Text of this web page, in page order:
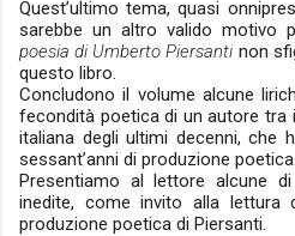
Quest’ultimo tema, quasi
sarebbe un altro valido
poesia di Umberto Piersanti non
questo libro.
Concludono il volume alcune
fecondità poetica di un autore tra
italiana degli ultimi decenni,
sessant’anni di produzione
Presentiamo al lettore alcune
inedite, come invito alla lettura
produzione poetica di Piersanti.